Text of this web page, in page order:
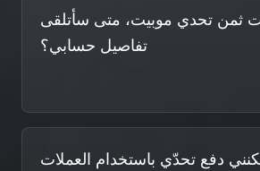
ثمن تحدي موبيت، متى سأتلقى
تفاصيل حسابي؟
دفع تحدّي باستخدام العملات